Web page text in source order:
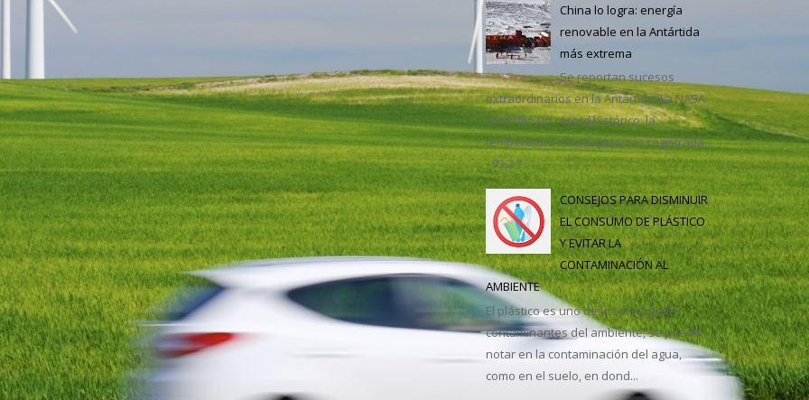
China lo logra: energía
renovable en la Antártida
más extrema
Se reportan sucesos
extraordinarios en la Antártida. La NASA
confirmó un récord histórico: la
temperatura más baja jamás registrada,
–93,2 °...
CONSEJOS PARA DISMINUIR
EL CONSUMO DE PLÁSTICO
Y EVITAR LA
CONTAMINACIÓN AL
AMBIENTE
El plástico es uno de los principales
contaminantes del ambiente, se puede
notar en la contaminación del agua,
como en el suelo, en dond...